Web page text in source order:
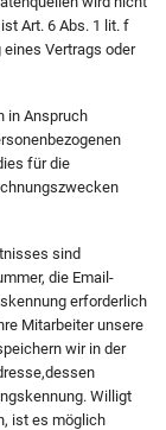
Art. 6 Abs. 1 lit. f
eines Vertrags oder
in Anspruch
für die
sind
die Email-
erforderlich
Mitarbeiter unsere
wir in der
Willigt
ist es möglich